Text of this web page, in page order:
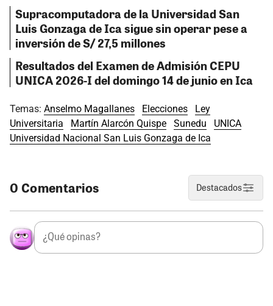
Supracomputadora de la Universidad San
Luis Gonzaga de Ica sigue sin operar pese a
inversión de S/ 27,5 millones
Resultados del Examen de Admisión CEPU
UNICA 2026-I del domingo 14 de junio en Ica
Temas: Anselmo Magallanes Elecciones
Ley
Universitaria
Martín Alarcón Quispe Sunedu
UNICA
Universidad Nacional San Luis Gonzaga de Ica
0 Comentarios Destacados